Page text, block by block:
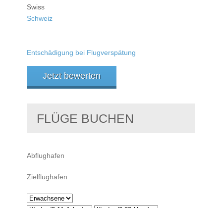
Swiss
Schweiz
Entschädigung bei Flugverspätung
Jetzt bewerten
FLÜGE BUCHEN